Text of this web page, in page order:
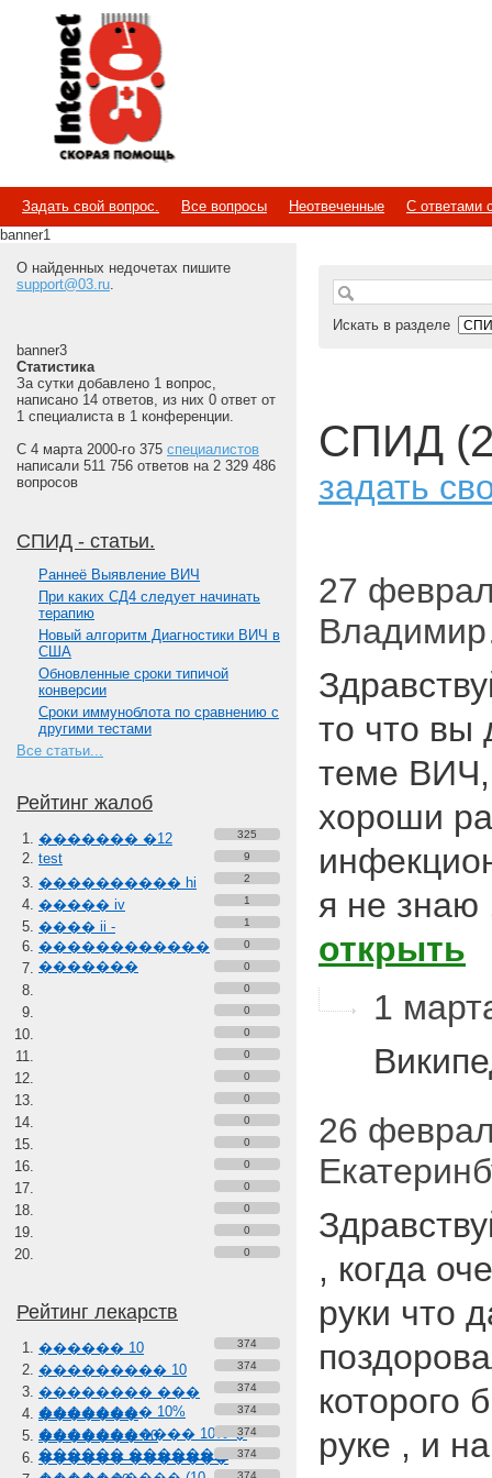
Internet
Скорая помощь
Задать свой вопрос. Все вопросы Неотвеченные
С ответами
banner1
О найденных недочетах пишите
support@03.ru.
banner3
Статистика
За сутки добавлено 1 вопрос,
написано 14 ответов, из них 0 ответ от
1 специалиста в 1 конференции.
С 4 марта 2000-го 375 специалистов
написали 511 756 ответов на 2 329 486
вопросов
СПИД - статьи.
Paннеё Выявление ВИЧ
При каких СД4 следует начинать
терапию
Новый алгоритм Диагностики ВИЧ в
США
Обновленные сроки типичой
конверсии
Сроки иммуноблота по сравнению с
другими тестами
Все статьи...
Рейтинг жалоб
������� �12 325
test 9
���������� hi 2
����� iv 1
���� ii -
������������
�������
1
0
0
0
0
0
0
0
0
0
0
0
0
0
0
0
Рейтинг лекарств
������ 10 374
��������� 10 374
�������� ���
�������� 10%
374
�������
����������� 10% �
������ �������
374
������� 10 374
������ �������
374
374
Искать в разделе
СПИД
задать
27
то что вы
теме
хороши
я не
открыть
1
26
, когда
руки что
которого
руке , и